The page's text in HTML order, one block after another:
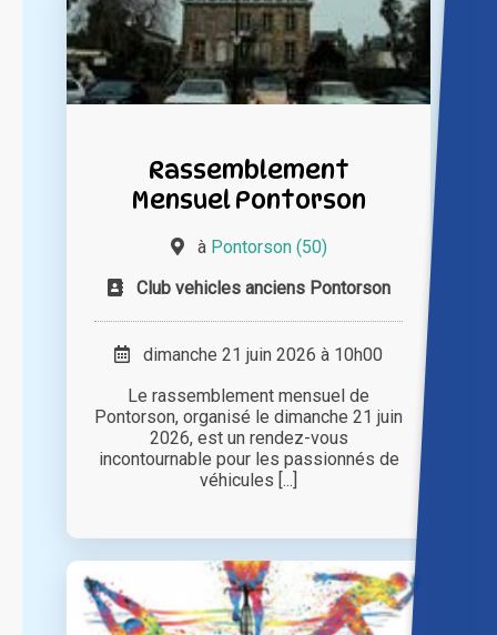
Rassemblement
Mensuel Pontorson
à Pontorson (50)
Club vehicles anciens Pontorson
dimanche 21 juin 2026 à 10h00
Le rassemblement mensuel de
Pontorson, organisé le dimanche 21 juin
2026, est un rendez-vous
incontournable pour les passionnés de
véhicules [...]